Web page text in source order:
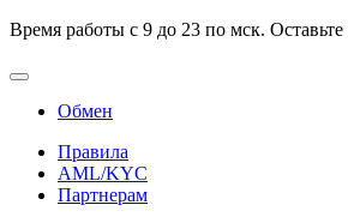
Время работы с 9 до 23 по мск.
Обмен
Правила
AML/KYC
Партнерам